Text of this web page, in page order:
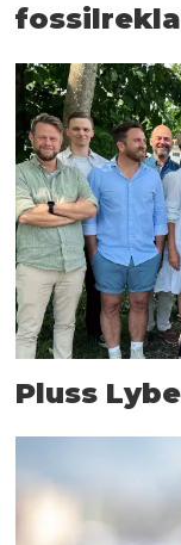
Pluss